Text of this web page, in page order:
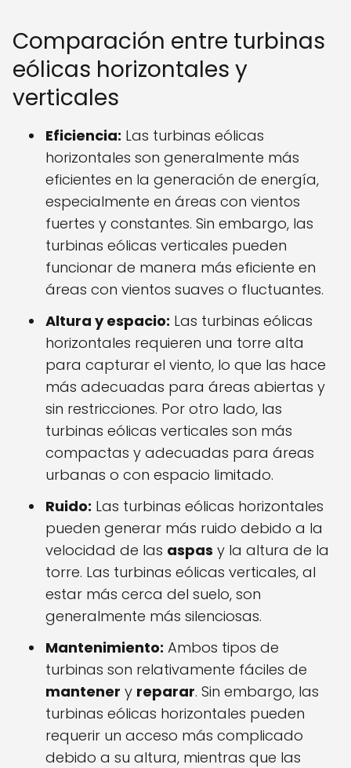
Comparación entre turbinas
eólicas horizontales y
verticales
Eficiencia: Las turbinas eólicas
horizontales son generalmente más
eficientes en la generación de energía,
especialmente en áreas con vientos
fuertes y constantes. Sin embargo, las
turbinas eólicas verticales pueden
funcionar de manera más eficiente en
áreas con vientos suaves o fluctuantes.
Altura y espacio: Las turbinas eólicas
horizontales requieren una torre alta
para capturar el viento, lo que las hace
más adecuadas para áreas abiertas y
sin restricciones. Por otro lado, las
turbinas eólicas verticales son más
compactas y adecuadas para áreas
urbanas o con espacio limitado.
Ruido: Las turbinas eólicas horizontales
pueden generar más ruido debido a la
velocidad de las aspas y la altura de la
torre. Las turbinas eólicas verticales, al
estar más cerca del suelo, son
generalmente más silenciosas.
Mantenimiento: Ambos tipos de
turbinas son relativamente fáciles de
mantener y reparar. Sin embargo, las
turbinas eólicas horizontales pueden
requerir un acceso más complicado
debido a su altura, mientras que las